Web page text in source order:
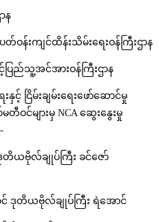
န
ျင်ထိန်းသိမ်းရေးဝန်ကြီးဌာန
သူ့အင်အားဝန်ကြီးဌာန
ငြိမ်းချမ်းရေးဖော်ဆောင်မှု
ဝင်များမှ NCA ဆွေးနွေးမှု
လ်ချုပ်ကြီး ခင်ဇော်
ယဗိုလ်ချုပ်ကြီး ရဲအောင်